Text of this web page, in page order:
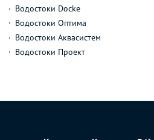
Водостоки Docke
Водостоки Оптима
Водостоки Аквасистем
Водостоки Проект